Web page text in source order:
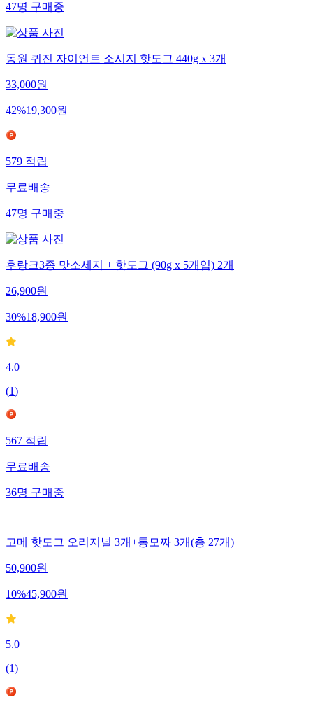
47명 구매중
동원 퀴진 자이언트 소시지 핫도그 440g x 3개
33,000원
42%19,300원
579 적립
무료배송
47명 구매중
후랑크3종 맛소세지 + 핫도그 (90g x 5개입) 2개
26,900원
30%18,900원
4.0
(1)
567 적립
무료배송
36명 구매중
고메 핫도그 오리지널 3개+통모짜 3개(총 27개)
50,900원
10%45,900원
5.0
(1)